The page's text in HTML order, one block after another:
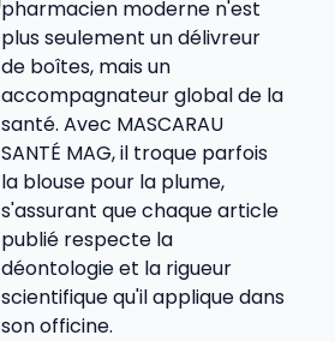
pharmacien moderne n'est
plus seulement un délivreur
de boîtes, mais un
accompagnateur global de la
santé. Avec MASCARAU
SANTÉ MAG, il troque parfois
la blouse pour la plume,
s'assurant que chaque article
publié respecte la
déontologie et la rigueur
scientifique qu'il applique dans
son officine.